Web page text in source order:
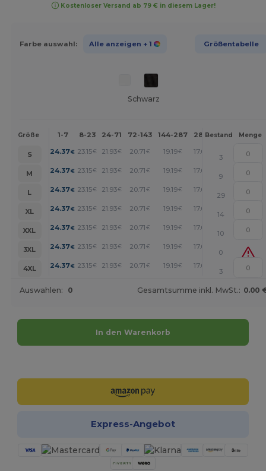
Kostenloser Versand ab 79 € in diesem Lager!
Farbe auswahl: Alle anzeigen + 1 Größentabelle
Schwarz
Größe 1-7 8-23 24-71 72-143 144-287 288 + Mehr
Bestand Menge
S 24.37€ 23.15€ 21.93€ 20.71€ 19.19€ 17.67
3
M
24.37€ 23.15€ 21.93€ 20.71€ 19.19€ 17.67
9
L
24.37€ 23.15€ 21.93€ 20.71€ 19.19€ 17.67
29
XL
24.37€ 23.15€ 21.93€ 20.71€ 19.19€ 17.67
14
XXL
24.37€ 23.15€ 21.93€ 20.71€ 19.19€ 17.67
10
3XL
24.37€ 23.15€ 21.93€ 20.71€ 19.19€ 17.67
0
4XL
24.37€ 23.15€ 21.93€ 20.71€ 19.19€ 17.67
3
Auswahlen: 0 Gesamtsumme inkl. MwSt.: 0.00
In den Warenkorb
Express-Angebot